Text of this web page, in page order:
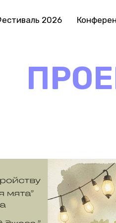
2026